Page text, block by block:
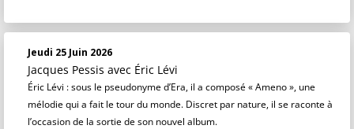
Jeudi 25 Juin 2026
Jacques Pessis avec Éric Lévi
Éric Lévi : sous le pseudonyme d’Era, il a composé « Ameno », une
mélodie qui a fait le tour du monde. Discret par nature, il se raconte à
l’occasion de la sortie de son nouvel album.